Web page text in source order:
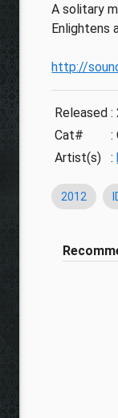
A solitary
Enlightens
http://
Released :
Cat#
:
Artist(s)
:
2012